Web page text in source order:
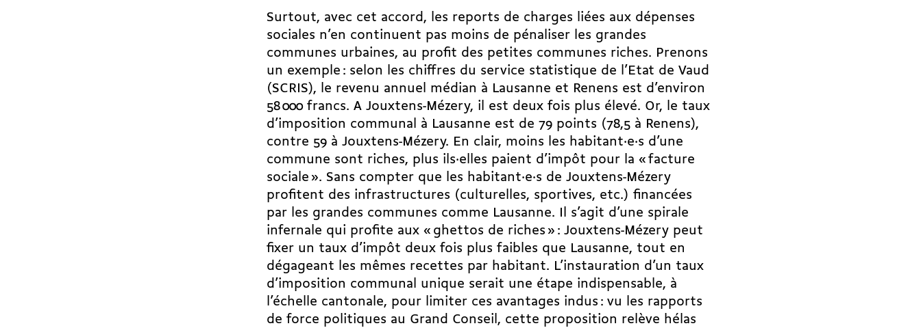
Surtout, avec cet accord, les reports de charges liées aux dépenses
sociales n’en continuent pas moins de pénaliser les grandes
communes urbaines, au profit des petites communes riches. Prenons
un exemple : selon les chiffres du service statistique de l’Etat de Vaud
(SCRIS), le revenu annuel médian à Lausanne et Renens est d’environ
58 000 francs. A Jouxtens-Mézery, il est deux fois plus élevé. Or, le taux
d’imposition communal à Lausanne est de 79 points (78,5 à Renens),
contre 59 à Jouxtens-Mézery. En clair, moins les habitant·e·s d’une
commune sont riches, plus ils·elles paient d’impôt pour la « facture
sociale ». Sans compter que les habitant·e·s de Jouxtens-Mézery
profitent des infrastructures (culturelles, sportives, etc.) financées
par les grandes communes comme Lausanne. Il s’agit d’une spirale
infernale qui profite aux « ghettos de riches » : Jouxtens-Mézery peut
fixer un taux d’impôt deux fois plus faibles que Lausanne, tout en
dégageant les mêmes recettes par habitant. L’instauration d’un taux
d’imposition communal unique serait une étape indispensable, à
l’échelle cantonale, pour limiter ces avantages indus : vu les rapports
de force politiques au Grand Conseil, cette proposition relève hélas